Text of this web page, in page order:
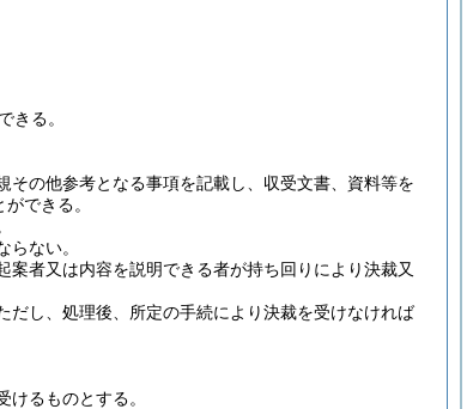
きる。
の他参考となる事項を記載し、収受文書、資料等を
できる。
ない。
案者又は内容を説明できる者が持ち回りにより決裁又
だし、処理後、所定の手続により決裁を受けなければ
るものとする。